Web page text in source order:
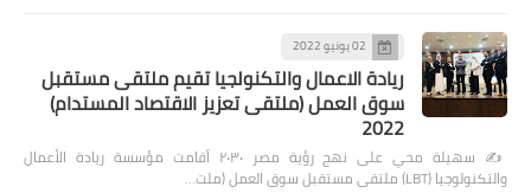
02 يونيو 2022
ريادة الاعمال والتكنولجيا تقيم ملتقى مستقبل
سوق العمل (ملتقى تعزيز الاقتصاد المستدام)
2022
✍️ سهيلة محي على نهج رؤية مصر ٢٠٣٠ أقامت مؤسسة ريادة الأعمال
والتكنولوجيا (LBT) ملتقى مستقبل سوق العمل (ملت…